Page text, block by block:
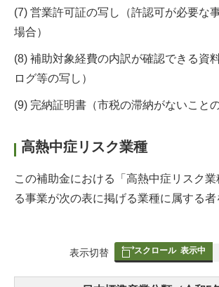
(7) 営業許可証の写し（許認可が必要な
場合）
(8) 補助対象経費の内訳が確認できる資
ログ等の写し）
(9) 完納証明書（市税の滞納がないこと
高熱中症リスク業種
この補助金における「高熱中症リスク
る事業が次の表に掲げる業種に属する者
表
表示切替 スクロール 表示中